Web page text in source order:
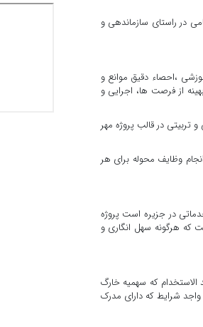
در راستای سازماندهی و
،احصاء دقیق موانع و
از فرصت ها، اجرایی و
در قالب پروژه مهر
وظایف محوله برای هر
در جزیره است پروژه
که هرگونه سهل انگاری و
که سهمیه خارگ
امتیاز بندی، تعداد ۹ نفر از متقاضیان بومی و واجد شرایط که دارای مدرک